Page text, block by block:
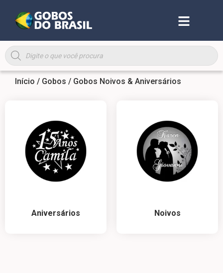
Início / Gobos / Gobos Noivos & Aniversários
Aniversários Noivos